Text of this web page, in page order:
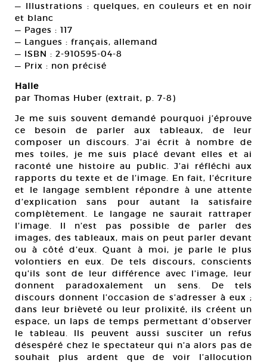
— Illustrations : quelques, en couleurs et en noir
et blanc
— Pages : 117
— Langues : français, allemand
— ISBN : 2-910595-04-8
— Prix : non précisé
Halle
par Thomas Huber (extrait, p. 7-8)
Je me suis souvent demandé pourquoi j’éprouve
ce besoin de parler aux tableaux, de leur
composer un discours. J’ai écrit à nombre de
mes toiles, je me suis placé devant elles et ai
raconté une histoire au public. J’ai réfléchi aux
rapports du texte et de l’image. En fait, I’écriture
et le langage semblent répondre à une attente
d’explication sans pour autant la satisfaire
complètement. Le langage ne saurait rattraper
l’image. Il n’est pas possible de parler des
images, des tableaux, mais on peut parler devant
ou à côté d’eux. Quant à moi, je parle le plus
volontiers en eux. De tels discours, conscients
qu’ils sont de leur différence avec l’image, leur
donnent paradoxalement un sens. De tels
discours donnent l’occasion de s’adresser à eux ;
dans leur brièveté ou leur prolixité, ils créent un
espace, un laps de temps permettant d’observer
le tableau. Ils peuvent aussi susciter un refus
désespéré chez le spectateur qui n’a alors pas de
souhait plus ardent que de voir l’allocution